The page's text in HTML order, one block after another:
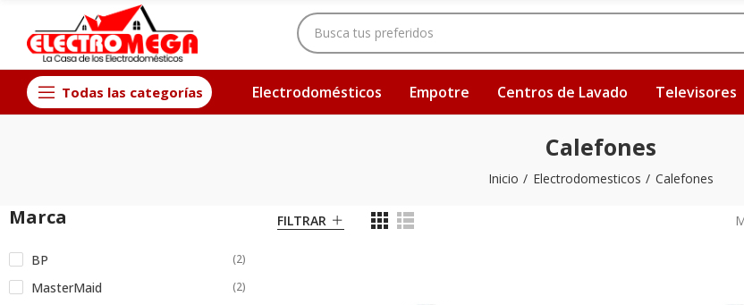
Todas las categorías Electrodomésticos Empotre Centros de Lavado Televisores
Calefones
Inicio Electrodomesticos Calefones
FILTRAR
Marca
BP (2)
MasterMaid (2)